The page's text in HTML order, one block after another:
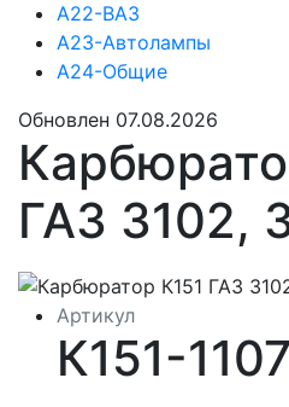
А22-ВАЗ
А23-Автолампы
А24-Общие
Обновлен 07.08.2026
ГАЗ 3102,
Артикул
К151-